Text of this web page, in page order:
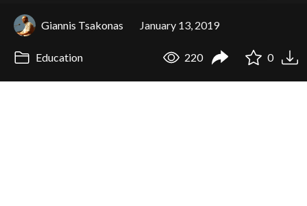
Giannis Tsakonas January 13, 2019
Education 220 0